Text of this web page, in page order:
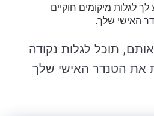
לך לגלות מיקומים חוקיים
האישי שלך.
תוכל לגלות נקודה
את הטנדר האישי שלך